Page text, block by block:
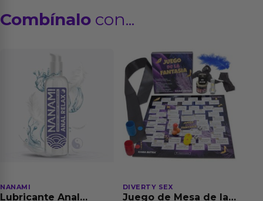
Combínalo con...
NANAMI
Lubricante Anal
DIVERTY SEX
Juego de Mesa de las